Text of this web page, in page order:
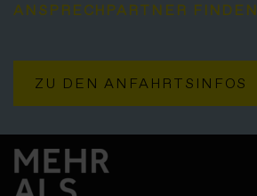
ANSPRECHPARTNER FINDEN
ZU DEN ANFAHRTSINFOS